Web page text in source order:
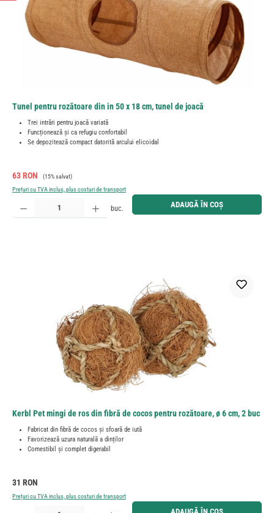
Tunel pentru rozătoare din in 50 x 18 cm, tunel de joacă
Trei intrări pentru joacă variată
Funcționează și ca refugiu confortabil
Se depozitează compact datorită arcului elicoidal
Preț de vânzare:
63 RON Preț obișnuit:
(15% salvat)
Prețuri cu TVA inclus, plus costuri de transport
Cantitate produs: Introduceți cantitatea dorită sau utilizați butoanele pentru a mări sau micșora
buc. ADAUGĂ ÎN COȘ
Kerbl Pet mingi de ros din fibră de cocos pentru rozătoare, ø 6 cm, 2 buc
Fabricat din fibră de cocos și sfoară de iută
Favorizează uzura naturală a dinților
Comestibil și complet digerabil
Preț obișnuit:
31 RON
Prețuri cu TVA inclus, plus costuri de transport
Cantitate produs: Introduceți cantitatea dorită sau utilizați butoanele pentru a mări sau micșora